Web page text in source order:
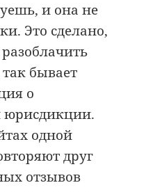
и она не
Это сделано,
бывает
о
юрисдикции.
одной
друг
отзывов